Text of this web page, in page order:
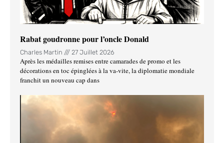
Rabat goudronne pour l’oncle Donald
Charles Martin 27 Juillet 2026
Après les médailles remises entre camarades de promo et les
décorations en toc épinglées à la va-vite, la diplomatie mondiale
franchit un nouveau cap dans